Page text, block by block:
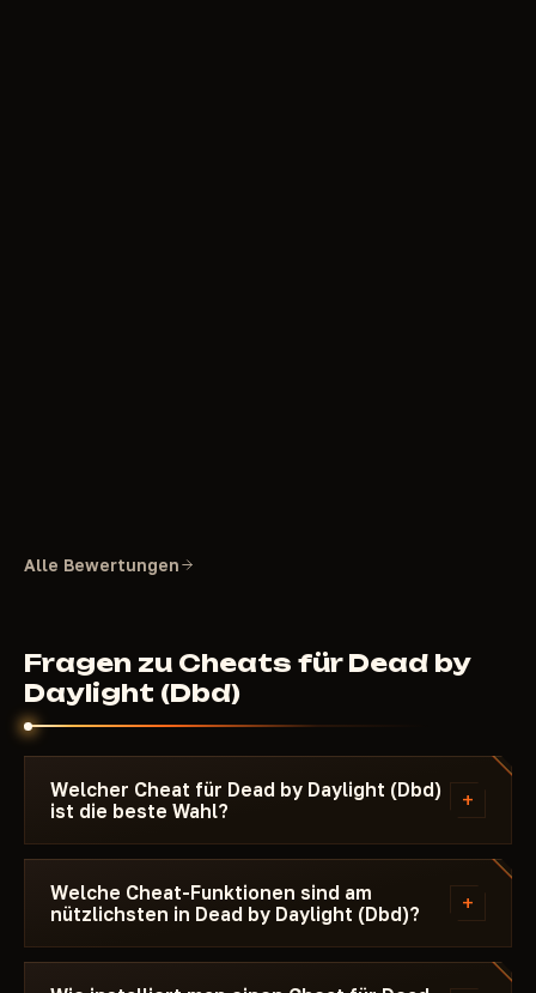
Alle Bewertungen
Fragen zu Cheats für Dead by
Daylight (Dbd)
Welcher Cheat für Dead by Daylight (Dbd)
ist die beste Wahl?
+
Achte auf den Wimpel Top·1–3 auf der Karte — das
steht für die beste Stabilität auf dem aktuellen
Patch. Für PvP sind AIM und Silent Aimbot wichtig
— das Zielen bleibt für andere Spieler unsichtbar.
Welche Cheat-Funktionen sind am
nützlichsten in Dead by Daylight (Dbd)?
+
ESP (Feinde durch Wände hervorheben) und Loot